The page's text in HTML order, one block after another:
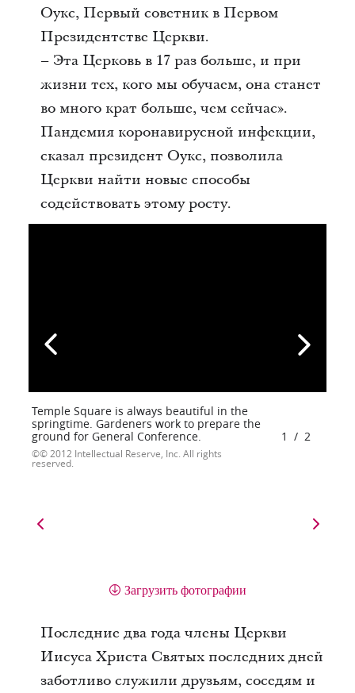
Оукс, Первый советник в Первом
Президентстве Церкви.
– Эта Церковь в 17 раз больше, и при
жизни тех, кого мы обучаем, она станет
во много крат больше, чем сейчас».
Пандемия коронавирусной инфекции,
сказал президент Оукс, позволила
Церкви найти новые способы
содействовать этому росту.
Temple Square is always beautiful in the
springtime. Gardeners work to prepare the
ground for General Conference.
© 2012 Intellectual Reserve, Inc. All rights
reserved.
1 / 2
Загрузить фотографии
Последние два года члены Церкви
Иисуса Христа Святых последних дней
заботливо служили друзьям, соседям и